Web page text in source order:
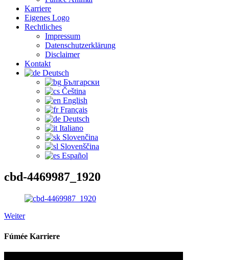
Karriere
Eigenes Logo
Rechtliches
Impressum
Datenschutzerklärung
Disclaimer
Kontakt
Deutsch
Български
Čeština‎
English
Français
Deutsch
Italiano
Slovenčina
Slovenščina
Español
cbd-4469987_1920
Weiter
Fúmée Karriere